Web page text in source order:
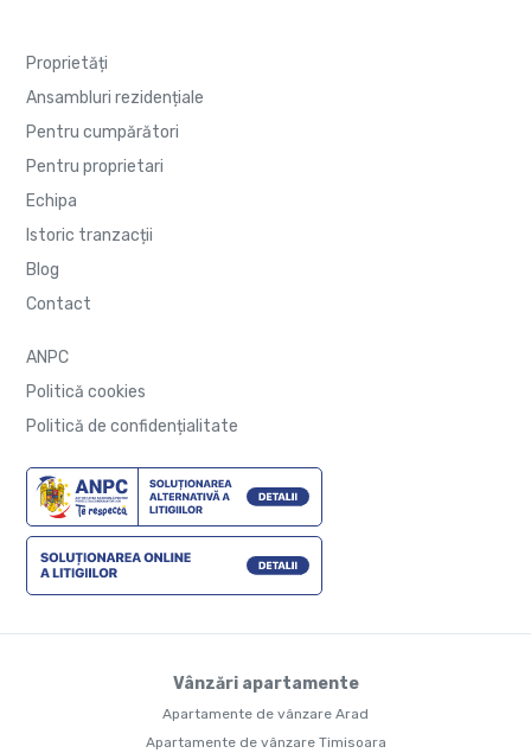
Proprietăți
Ansambluri rezidențiale
Pentru cumpărători
Pentru proprietari
Echipa
Istoric tranzacții
Blog
Contact
ANPC
Politică cookies
Politică de confidențialitate
Vânzări apartamente
Apartamente de vânzare Arad
Apartamente de vânzare Timisoara